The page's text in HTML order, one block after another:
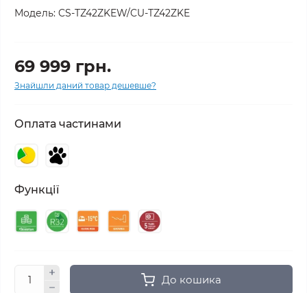
Модель: CS-TZ42ZKEW/CU-TZ42ZKE
69 999 грн.
Знайшли даний товар дешевше?
Оплата частинами
Функції
До кошика